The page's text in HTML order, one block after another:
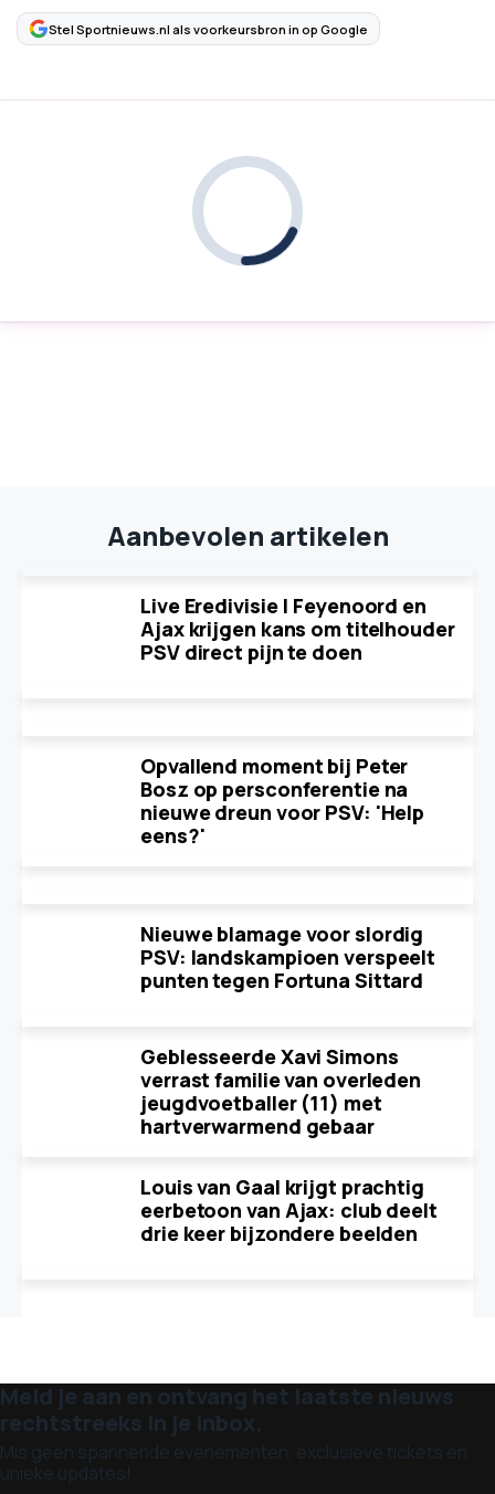
Stel Sportnieuws.nl als voorkeursbron in op Google
Aanbevolen artikelen
Live Eredivisie | Feyenoord en
Ajax krijgen kans om titelhouder
PSV direct pijn te doen
Opvallend moment bij Peter
Bosz op persconferentie na
nieuwe dreun voor PSV: 'Help
eens?'
Nieuwe blamage voor slordig
PSV: landskampioen verspeelt
punten tegen Fortuna Sittard
Geblesseerde Xavi Simons
verrast familie van overleden
jeugdvoetballer (11) met
hartverwarmend gebaar
Louis van Gaal krijgt prachtig
eerbetoon van Ajax: club deelt
drie keer bijzondere beelden
Meld je aan en ontvang het laatste nieuws
rechtstreeks in je inbox.
Mis geen spannende evenementen, exclusieve tickets en
unieke updates!